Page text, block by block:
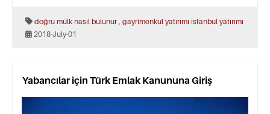
doğru mülk nasıl bulunur , gayrimenkul yatırımı istanbul yatırımı
2018-July-01
Yabancılar için Türk Emlak Kanununa Giriş